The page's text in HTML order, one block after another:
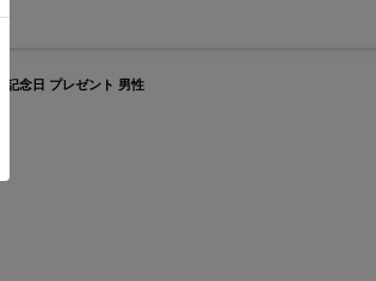
記念日 プレゼント 男性